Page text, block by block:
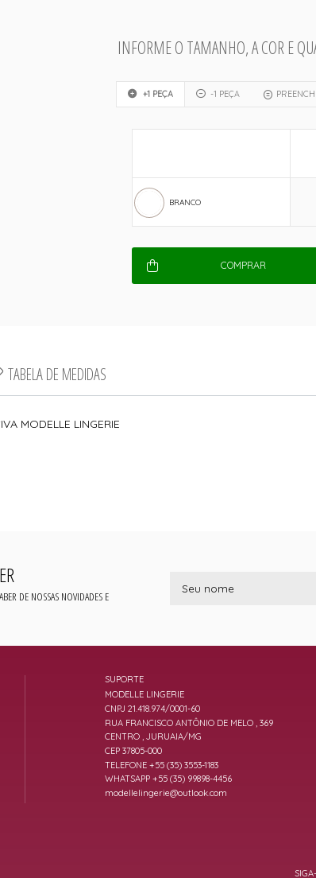
INFORME O TAMANHO, A COR E
+1 PEÇA -1 PEÇA
BRANCO
COMPRAR
TABELA DE MEDIDAS
MODELLE LINGERIE
DE NOSSAS NOVIDADES E
SUPORTE
MODELLE LINGERIE
CNPJ 21.418.974/0001-60
RUA FRANCISCO ANTÔNIO DE MELO , 369
CENTRO , JURUAIA/MG
CEP 37805-000
TELEFONE +55 (35) 3553-1183
WHATSAPP +55 (35) 99898-4456
modellelingerie@outlook.com